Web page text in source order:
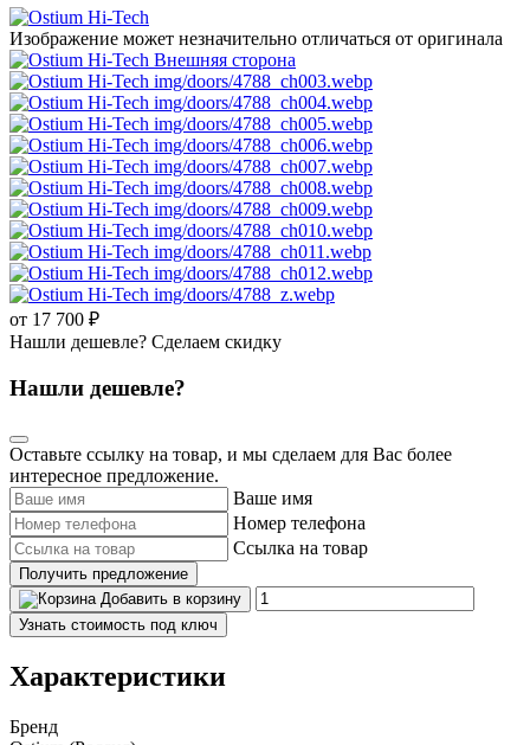
Изображение может незначительно отличаться от оригинала
от 17 700 ₽
Нашли дешевле? Сделаем скидку
Нашли дешевле?
Оставьте ссылку на товар, и мы сделаем для Вас более
интересное предложение.
Ваше имя
Номер телефона
Ссылка на товар
Получить предложение
Добавить в корзину
Узнать стоимость под ключ
Характеристики
Бренд